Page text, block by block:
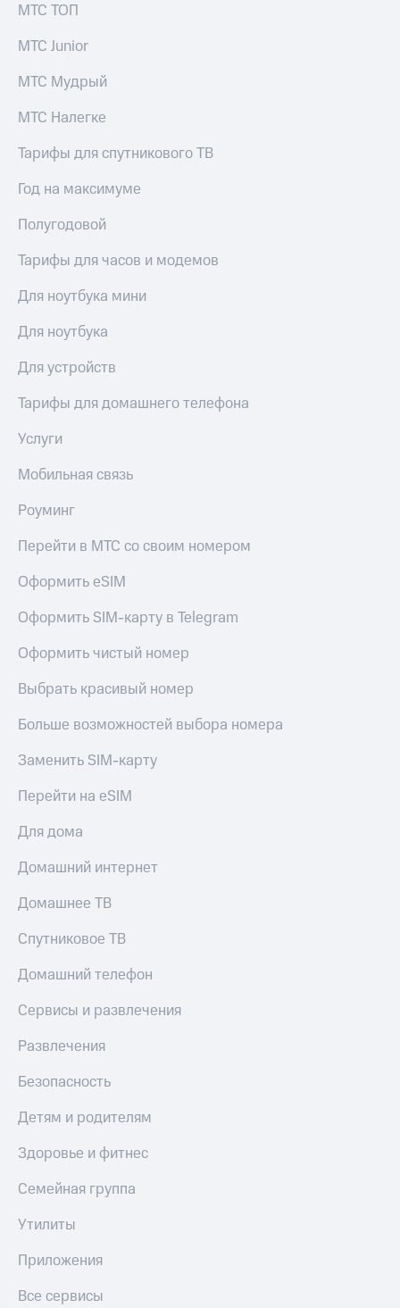
МТС ТОП
МТС Junior
МТС Мудрый
МТС Налегке
Тарифы для спутникового ТВ
Год на максимуме
Полугодовой
Тарифы для часов и модемов
Для ноутбука мини
Для ноутбука
Для устройств
Тарифы для домашнего телефона
Услуги
Мобильная связь
Роуминг
Перейти в МТС со своим номером
Оформить eSIM
Оформить SIM-карту в Telegram
Оформить чистый номер
Выбрать красивый номер
Больше возможностей выбора номера
Заменить SIM-карту
Перейти на eSIM
Для дома
Домашний интернет
Домашнее ТВ
Спутниковое ТВ
Домашний телефон
Сервисы и развлечения
Развлечения
Безопасность
Детям и родителям
Здоровье и фитнес
Семейная группа
Утилиты
Приложения
Все сервисы